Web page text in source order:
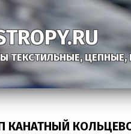
ТЕКСТИЛЬНЫЕ, ЦЕПНЫЕ,
КАНАТНЫЙ